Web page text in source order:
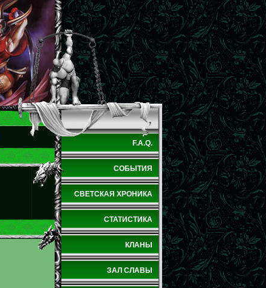
F.A.Q.
СОБЫТИЯ
СВЕТСКАЯ ХРОНИКА
СТАТИСТИКА
КЛАНЫ
ЗАЛ СЛАВЫ